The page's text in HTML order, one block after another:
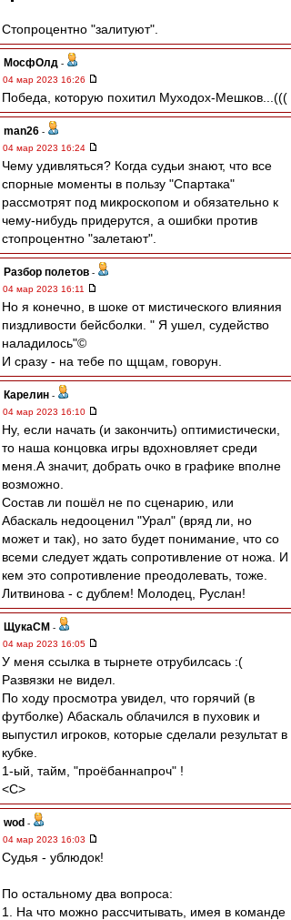
Стопроцентно "залитуют".
МосфОлд -
04 мар 2023 16:26
Победа, которую похитил Муходох-Мешков...(((
man26 -
04 мар 2023 16:24
Чему удивляться? Когда судьи знают, что все
спорные моменты в пользу "Спартака"
рассмотрят под микроскопом и обязательно к
чему-нибудь придерутся, а ошибки против
стопроцентно "залетают".
Разбор полетов -
04 мар 2023 16:11
Но я конечно, в шоке от мистического влияния
пиздливости бейсболки. " Я ушел, судейство
наладилось"©
И сразу - на тебе по щщам, говорун.
Карелин -
04 мар 2023 16:10
Ну, если начать (и закончить) оптимистически,
то наша концовка игры вдохновляет среди
меня.А значит, добрать очко в графике вполне
возможно.
Состав ли пошёл не по сценарию, или
Абаскаль недооценил "Урал" (вряд ли, но
может и так), но зато будет понимание, что со
всеми следует ждать сопротивление от ножа. И
кем это сопротивление преодолевать, тоже.
Литвинова - с дублем! Молодец, Руслан!
ЩукаСМ -
04 мар 2023 16:05
У меня ссылка в тырнете отрубилсась :(
Развязки не видел.
По ходу просмотра увидел, что горячий (в
футболке) Абаскаль облачился в пуховик и
выпустил игроков, которые сделали результат в
кубке.
1-ый, тайм, "проёбаннапроч" !
<C>
wod -
04 мар 2023 16:03
Судья - ублюдок!
По остальному два вопроса:
1. На что можно рассчитывать, имея в команде